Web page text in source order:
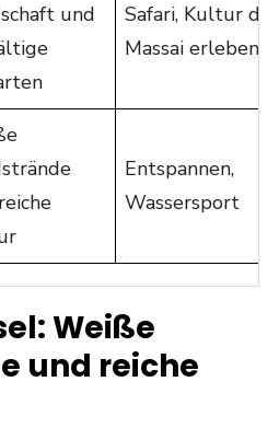
und
Safari, Kultur der
Massai erleben
Entspannen,
Wassersport
Weiße
und reiche